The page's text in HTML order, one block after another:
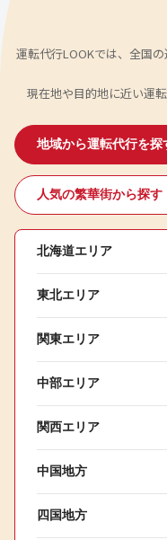
運転代行LOOKでは、全国
現在地や目的地に近い運
地域から運転代行を探
人気の繁華街から探す
北海道エリア
東北エリア
関東エリア
中部エリア
関西エリア
中国地方
四国地方